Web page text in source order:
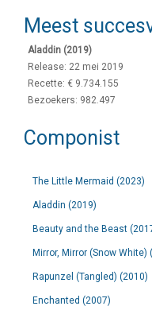
Meest
Aladdin (2019)
Release: 22 mei 2019
Recette: € 9.734.155
Bezoekers: 982.497
Componist
The Little Mermaid (2023)
Aladdin (2019)
Beauty and the Beast
Mirror, Mirror (Snow White)
Rapunzel (Tangled) (2010)
Enchanted (2007)